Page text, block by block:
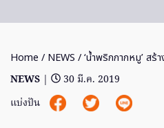
Home / NEWS / ‘น้ำพริกกากหมู’ สร้
NEWS |
30 มี.ค. 2019
แบ่งปัน